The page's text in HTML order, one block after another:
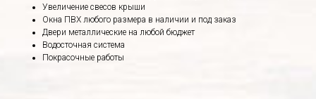
Увеличение свесов крыши
Окна ПВХ любого размера в наличии и под заказ
Двери металлические на любой бюджет
Водосточная система
Покрасочные работы